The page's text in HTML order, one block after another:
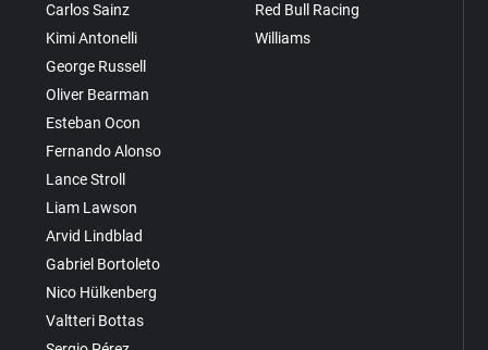
Carlos Sainz
Kimi Antonelli
George Russell
Oliver Bearman
Esteban Ocon
Fernando Alonso
Lance Stroll
Liam Lawson
Arvid Lindblad
Gabriel Bortoleto
Nico Hülkenberg
Valtteri Bottas
Red Bull Racing
Williams